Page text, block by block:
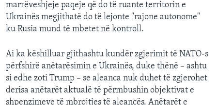
marrëveshjeje paqeje që do të ruante territorin e
Ukrainës megjithatë do të lejonte "rajone autonome"
ku Rusia mund të mbetet në kontroll.
Ai ka këshilluar gjithashtu kundër zgjerimit të NATO-s
përfshirë anëtarësimin e Ukrainës, duke thënë – ashtu
si edhe zoti Trump – se aleanca nuk duhet të zgjerohet
derisa anëtarët aktualë të përmbushin objektivat e
shpenzimeve të mbrojtjes të aleancës. Anëtarët e